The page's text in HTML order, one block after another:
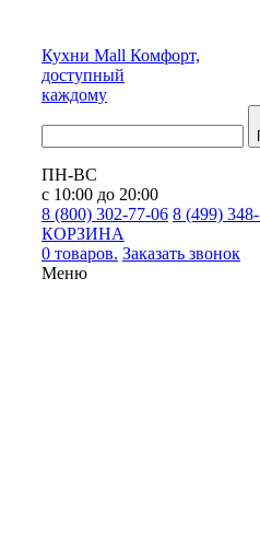
Кухни Mall Комфорт,
доступный
каждому
ПН-ВС
с 10:00 до 20:00
8 (800) 302-77-06 8 (499) 348-
КОРЗИНА
0 товаров. Заказать звонок
Меню